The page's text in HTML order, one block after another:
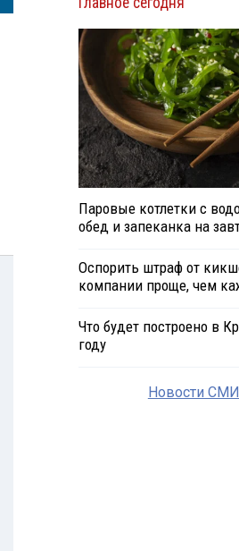
Паровые котлетки с
обед и запеканка на
Оспорить штраф от
компании проще, чем
Что будет построено в
году
Новости